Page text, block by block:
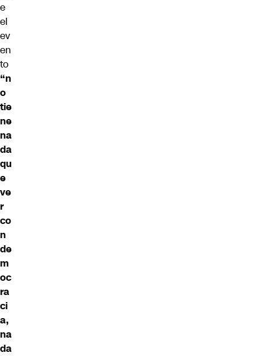
e
el
ev
en
to
“n
o
tie
ne
na
da
qu
e
ve
r
co
n
de
m
oc
ra
ci
a,
na
da